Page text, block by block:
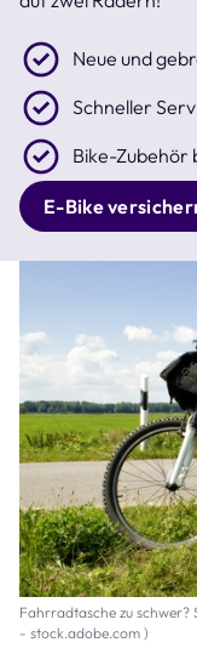
Neue und
Schneller
Bike-Zubehör
E-Bike
Fahrradtasche zu
- stock.adobe.com )